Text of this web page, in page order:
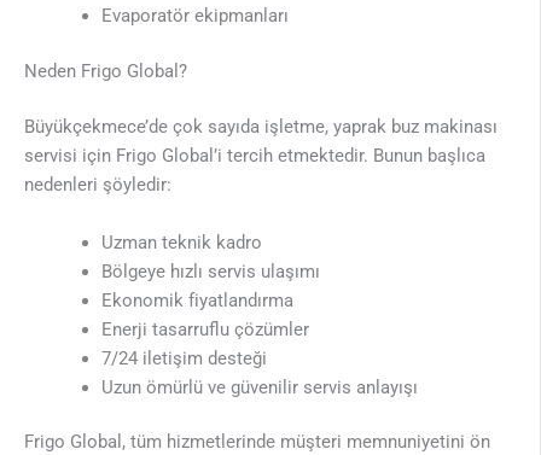
Evaporatör ekipmanları
Neden Frigo Global?
Büyükçekmece’de çok sayıda işletme, yaprak buz makinası
servisi için Frigo Global’i tercih etmektedir. Bunun başlıca
nedenleri şöyledir:
Uzman teknik kadro
Bölgeye hızlı servis ulaşımı
Ekonomik fiyatlandırma
Enerji tasarruflu çözümler
7/24 iletişim desteği
Uzun ömürlü ve güvenilir servis anlayışı
Frigo Global, tüm hizmetlerinde müşteri memnuniyetini ön